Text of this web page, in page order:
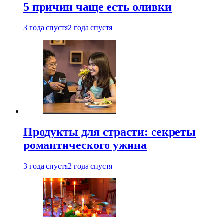
5 причин чаще есть оливки
3 года спустя2 года спустя
Продукты для страсти: секреты
романтического ужина
3 года спустя2 года спустя